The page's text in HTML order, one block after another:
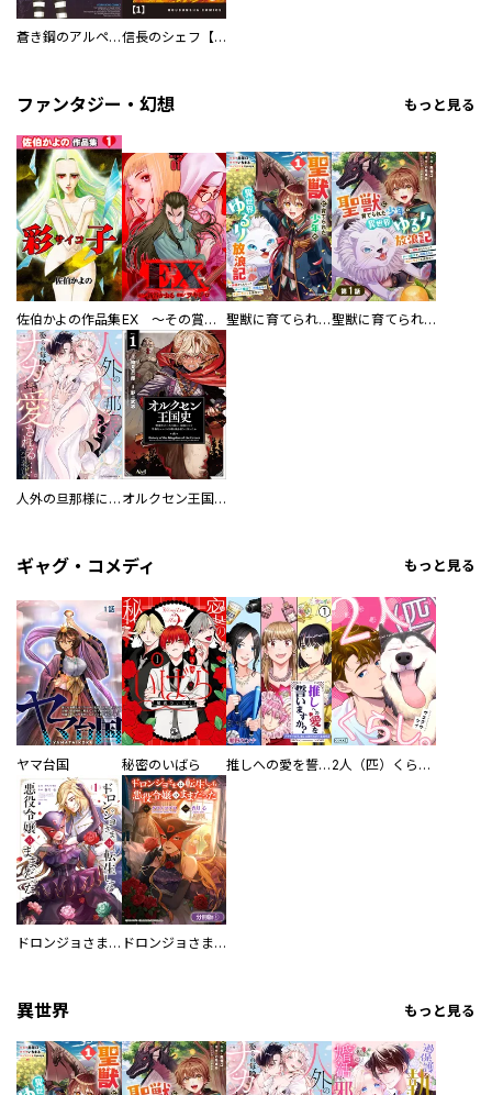
蒼き鋼のアルペジオ 信長のシェフ【単話版】
ファンタジー・幻想 もっと見る
佐伯かよの作品集 EX ～その賞金稼ぎは、世界の出口を探す～【単行本版】 聖獣に育てられた少年の異世界ゆるり放浪記～神様からもらったチート魔法で、仲間たちとスローライフを満喫中～ 聖獣に育てられた少年の異世界ゆるり放浪記～神様からもらったチート魔法で、仲間たちとスローライフを満喫中～【分冊版】
人外の旦那様に娶られ毎晩ナカまで愛される…。アンソロジー オルクセン王国史
ギャグ・コメディ もっと見る
ヤマ台国 秘密のいばら 推しへの愛を誓いますか？～アラサー女子、推しは逃げぬが人生逃げる～ 2人（匹）くらし。
ドロンジョさまは転生しても悪役令嬢のままだった ドロンジョさまは転生しても悪役令嬢のままだった【分冊版】
異世界 もっと見る